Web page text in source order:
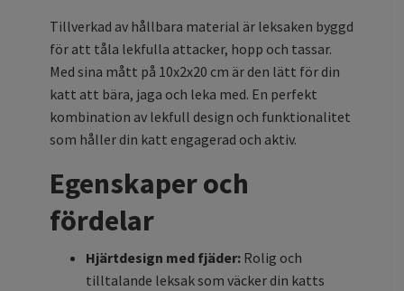
Tillverkad av hållbara material är leksaken byggd
för att tåla lekfulla attacker, hopp och tassar.
Med sina mått på 10x2x20 cm är den lätt för din
katt att bära, jaga och leka med. En perfekt
kombination av lekfull design och funktionalitet
som håller din katt engagerad och aktiv.
Egenskaper och
fördelar
Hjärtdesign med fjäder: Rolig och
tilltalande leksak som väcker din katts